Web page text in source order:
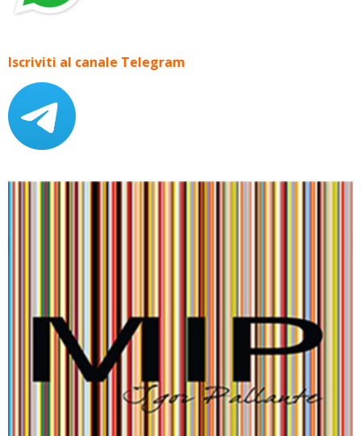
Iscriviti al canale Telegram